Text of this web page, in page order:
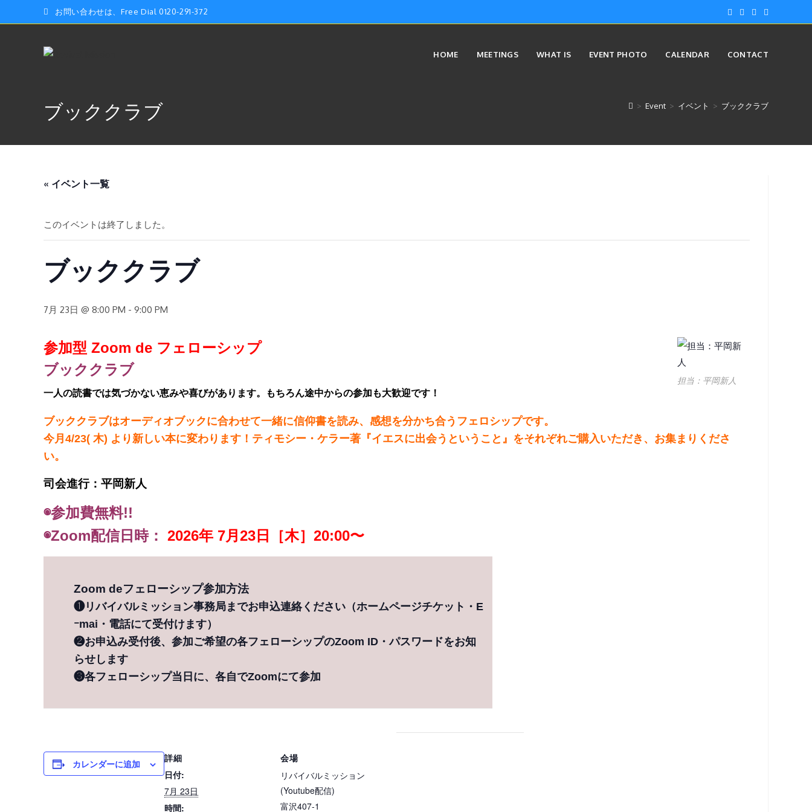
ン
プ
お問い合わせは、Free Dial 0120-291-372
HOME MEETINGS WHAT IS EVENT PHOTO CALENDAR CONTACT
ブッククラブ > Event > イベント > ブッククラブ
« イベント一覧
このイベントは終了しました。
ブッククラブ
7月 23日 @ 8:00 PM - 9:00 PM
担当：平岡新人
参加型 Zoom de フェローシップ
ブッククラブ
一人の読書では気づかない恵みや喜びがあります。もちろん途中からの参加も大歓迎です！
ブッククラブはオーディオブックに合わせて一緒に信仰書を読み、感想を分かち合うフェロシップです。
今月4/23( 木) より新しい本に変わります！ティモシー・ケラー著『イエスに出会うということ』をそれぞれご購入いただき、お集まりくださ
い。
司会進行：平岡新人
◉参加費無料!!
◉Zoom配信日時： 2026年 7月23日［木］20:00〜
Zoom deフェローシップ参加方法
❶リバイバルミッション事務局までお申込連絡ください（ホームページチケット・E
ｰmai・電話にて受付けます）
❷お申込み受付後、参加ご希望の各フェローシップのZoom ID・パスワードをお知
らせします
❸各フェローシップ当日に、各自でZoomにて参加
カレンダーに追加 詳細
日付:
7月 23日
時間:
会場
リバイバルミッション
(Youtube配信)
富沢407-1